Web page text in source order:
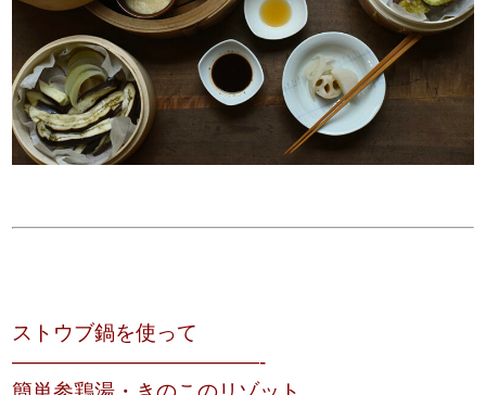
ストウブ鍋を使って
————————————-